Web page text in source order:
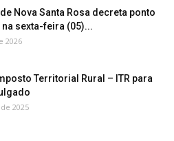
Nova Santa Rosa decreta ponto
sexta-feira (05)...
2026
Territorial Rural – ITR para
2025